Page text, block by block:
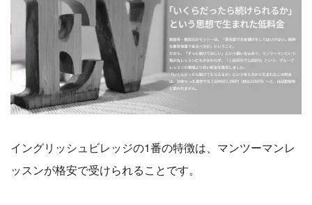
イングリッシュビレッジの1番の特徴は、マンツーマンレ
ッスンが格安で受けられることです。